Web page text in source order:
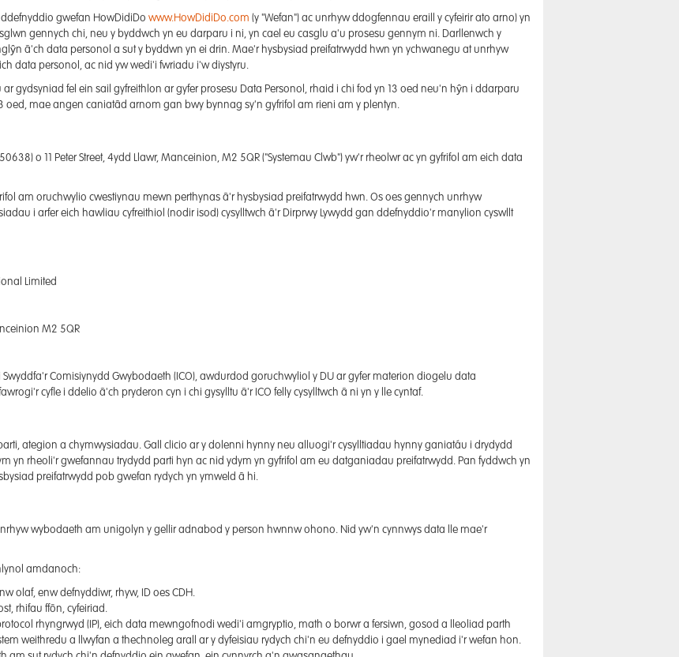
gwefan HowDidiDo www.HowDidiDo.com (y "Wefan") ac unrhyw ddogfennau eraill y cyfeirir ato arno) yn
gennych chi, neu y byddwch yn eu darparu i ni, yn cael eu casglu a'u prosesu gennym ni. Darllenwch y
â'ch data personol a sut y byddwn yn ei drin. Mae'r hysbysiad preifatrwydd hwn yn ychwanegu at unrhyw
data personol, ac nid yw wedi'i fwriadu i'w diystyru.
gydsyniad fel ein sail gyfreithlon ar gyfer prosesu Data Personol, rhaid i chi fod yn 13 oed neu'n hŷn i ddarparu
oed, mae angen caniatâd arnom gan bwy bynnag sy'n gyfrifol am rieni am y plentyn.
o 11 Peter Street, 4ydd Llawr, Manceinion, M2 5QR ("Systemau Clwb") yw'r rheolwr ac yn gyfrifol am eich data
am oruchwylio cwestiynau mewn perthynas â'r hysbysiad preifatrwydd hwn. Os oes gennych unrhyw
i arfer eich hawliau cyfreithiol (nodir isod) cysylltwch â'r Dirprwy Lywydd gan ddefnyddio'r manylion cyswllt
Limited
M2 5QR
Comisiynydd Gwybodaeth (ICO), awdurdod goruchwyliol y DU ar gyfer materion diogelu data
cyfle i ddelio â'ch pryderon cyn i chi gysylltu â'r ICO felly cysylltwch â ni yn y lle cyntaf.
ategion a chymwysiadau. Gall clicio ar y dolenni hynny neu alluogi'r cysylltiadau hynny ganiatáu i drydydd
yn rheoli'r gwefannau trydydd parti hyn ac nid ydym yn gyfrifol am eu datganiadau preifatrwydd. Pan fyddwch yn
preifatrwydd pob gwefan rydych yn ymweld â hi.
wybodaeth am unigolyn y gellir adnabod y person hwnnw ohono. Nid yw'n cynnwys data lle mae'r
amdanoch:
olaf, enw defnyddiwr, rhyw, ID oes CDH.
rhifau ffôn, cyfeiriad.
rhyngrwyd (IP), eich data mewngofnodi wedi'i amgryptio, math o borwr a fersiwn, gosod a lleoliad parth
weithredu a llwyfan a thechnoleg arall ar y dyfeisiau rydych chi'n eu defnyddio i gael mynediad i'r wefan hon.